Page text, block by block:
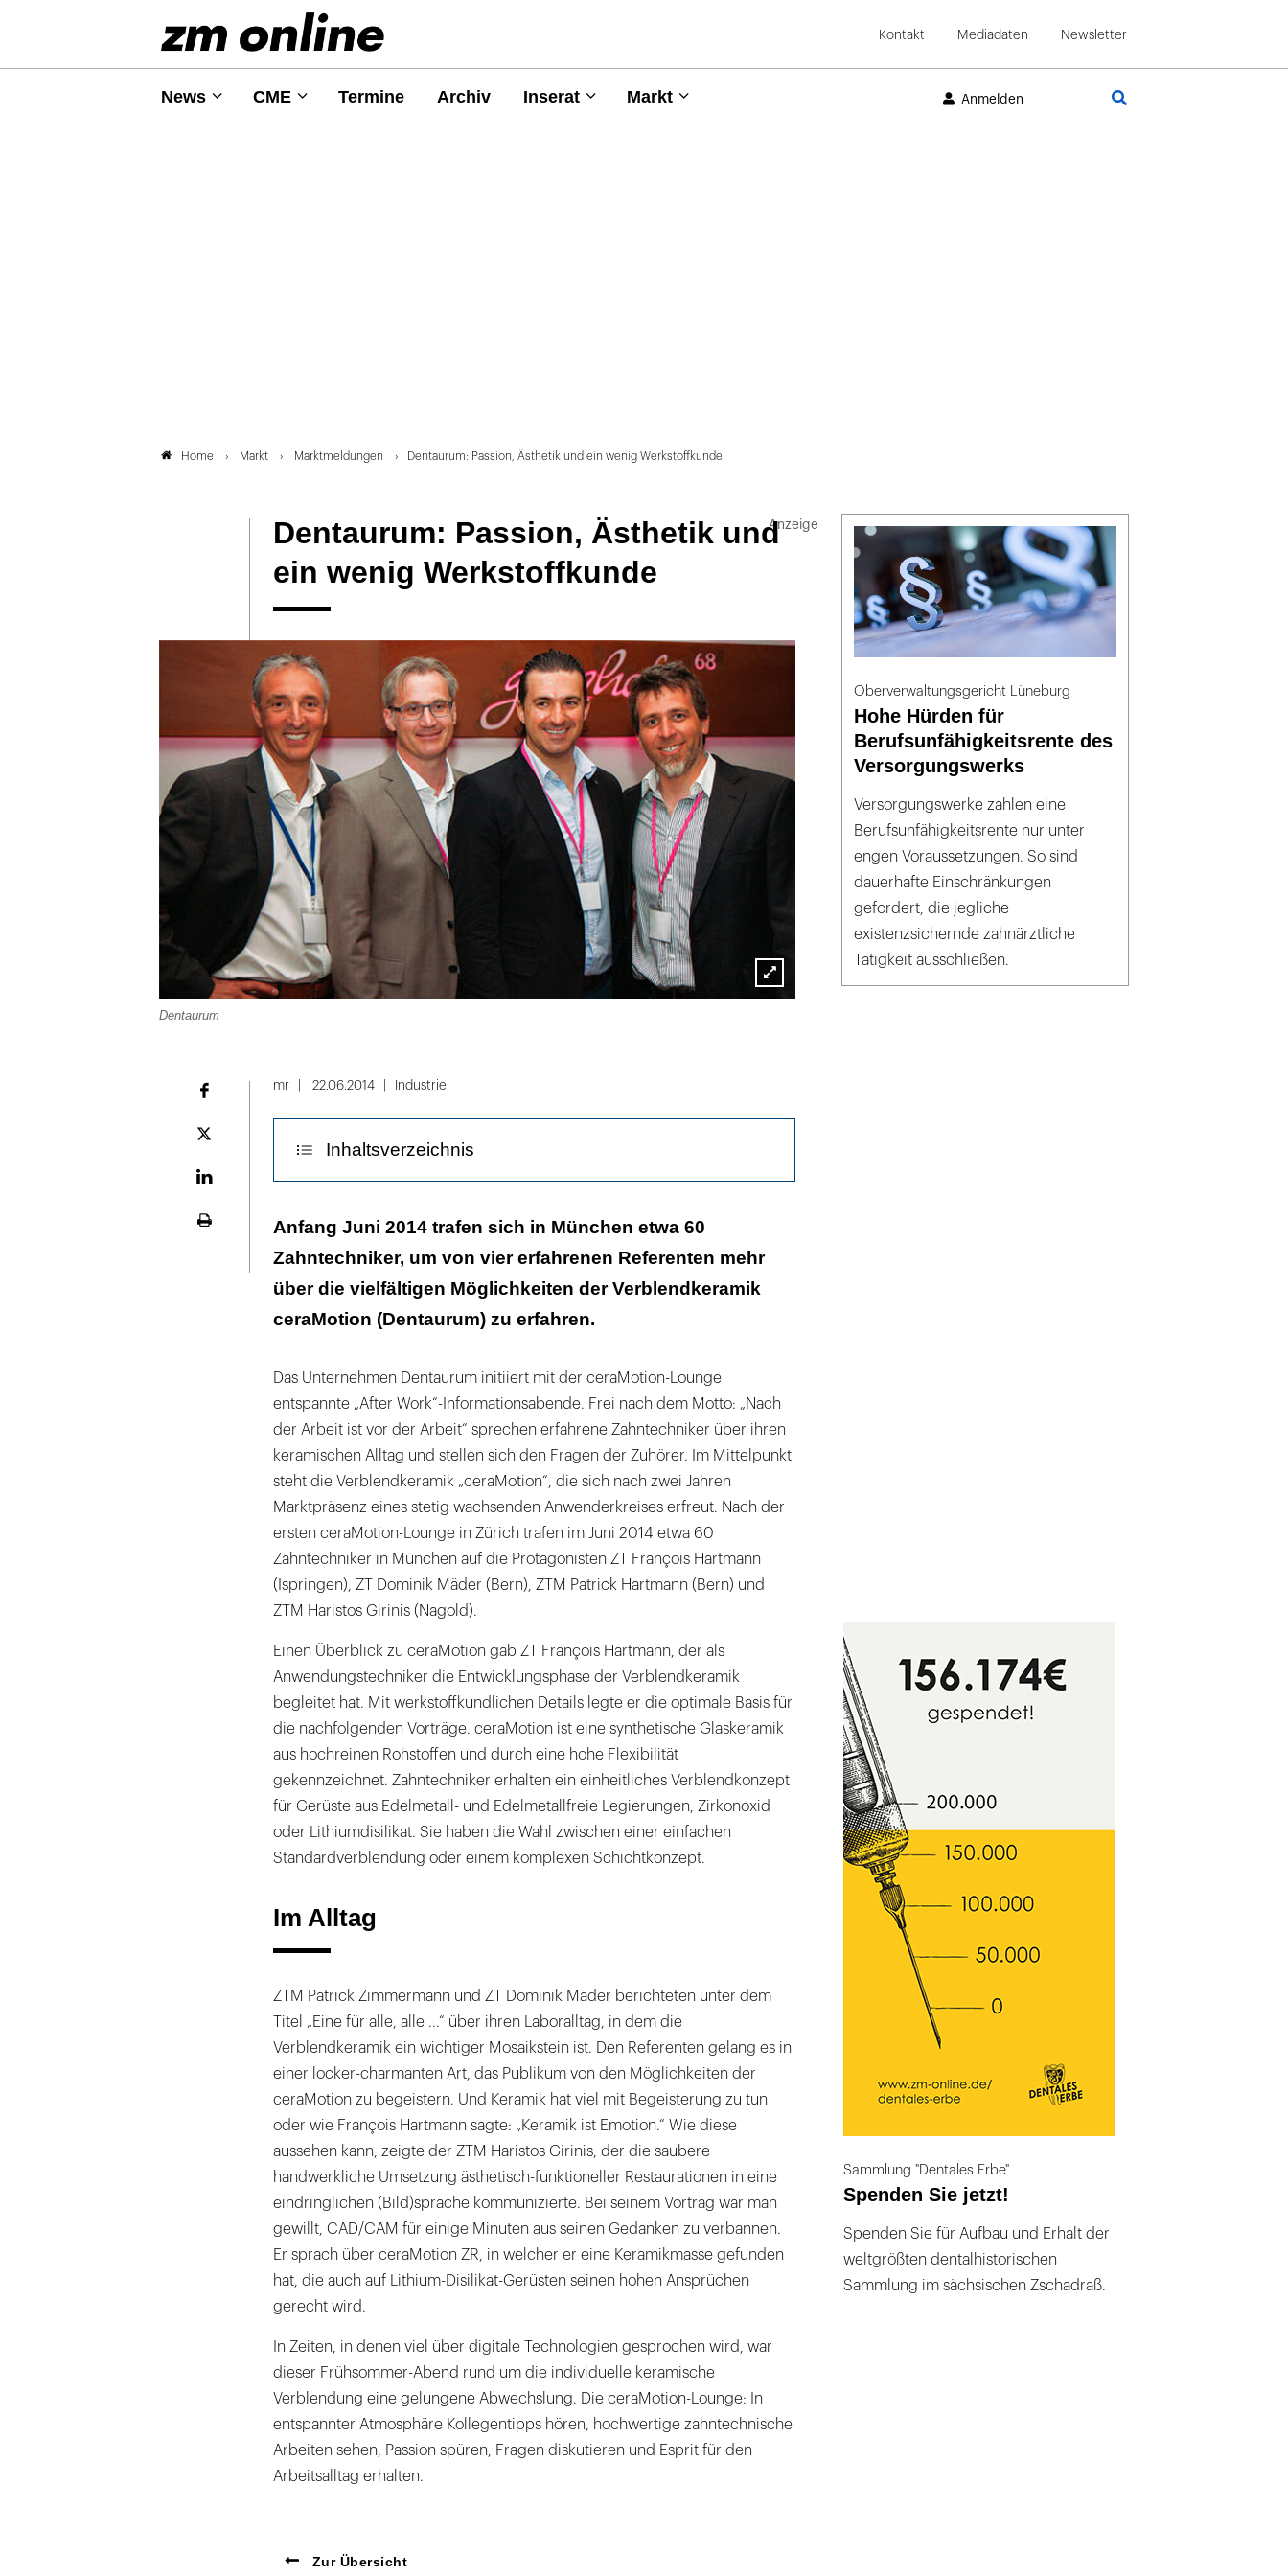
Kontakt Mediadaten Newsletter
News CME Termine Archiv Inserat Markt Anmelden
Home Markt Marktmeldungen Dentaurum: Passion, Ästhetik und ein wenig Werkstoffkunde
Dentaurum: Passion, Ästhetik und
ein wenig Werkstoffkunde
Lightbox
Dentaurum
Plattform
mr 22.06.2014 Industrie
Inhaltsverzeichnis
Im Alltag
Anfang Juni 2014 trafen sich in München etwa 60
Zahntechniker, um von vier erfahrenen Referenten mehr
über die vielfältigen Möglichkeiten der Verblendkeramik
ceraMotion (Dentaurum) zu erfahren.
Das Unternehmen Dentaurum initiiert mit der ceraMotion-Lounge
entspannte „After Work“-Informationsabende. Frei nach dem Motto: „Nach
der Arbeit ist vor der Arbeit“ sprechen erfahrene Zahntechniker über ihren
keramischen Alltag und stellen sich den Fragen der Zuhörer. Im Mittelpunkt
steht die Verblendkeramik „ceraMotion“, die sich nach zwei Jahren
Marktpräsenz eines stetig wachsenden Anwenderkreises erfreut. Nach der
ersten ceraMotion-Lounge in Zürich trafen im Juni 2014 etwa 60
Zahntechniker in München auf die Protagonisten ZT François Hartmann
(Ispringen), ZT Dominik Mäder (Bern), ZTM Patrick Hartmann (Bern) und
ZTM Haristos Girinis (Nagold).
Einen Überblick zu ceraMotion gab ZT François Hartmann, der als
Anwendungstechniker die Entwicklungsphase der Verblendkeramik
begleitet hat. Mit werkstoffkundlichen Details legte er die optimale Basis für
die nachfolgenden Vorträge. ceraMotion ist eine synthetische Glaskeramik
aus hochreinen Rohstoffen und durch eine hohe Flexibilität
gekennzeichnet. Zahntechniker erhalten ein einheitliches Verblendkonzept
für Gerüste aus Edelmetall- und Edelmetallfreie Legierungen, Zirkonoxid
oder Lithiumdisilikat. Sie haben die Wahl zwischen einer einfachen
Standardverblendung oder einem komplexen Schichtkonzept.
Im Alltag
ZTM Patrick Zimmermann und ZT Dominik Mäder berichteten unter dem
Titel „Eine für alle, alle ...“ über ihren Laboralltag, in dem die
Verblendkeramik ein wichtiger Mosaikstein ist. Den Referenten gelang es in
einer locker-charmanten Art, das Publikum von den Möglichkeiten der
ceraMotion zu begeistern. Und Keramik hat viel mit Begeisterung zu tun
oder wie François Hartmann sagte: „Keramik ist Emotion.“ Wie diese
aussehen kann, zeigte der ZTM Haristos Girinis, der die saubere
handwerkliche Umsetzung ästhetisch-funktioneller Restaurationen in eine
eindringlichen (Bild)sprache kommunizierte. Bei seinem Vortrag war man
gewillt, CAD/CAM für einige Minuten aus seinen Gedanken zu verbannen.
Er sprach über ceraMotion ZR, in welcher er eine Keramikmasse gefunden
hat, die auch auf Lithium-Disilikat-Gerüsten seinen hohen Ansprüchen
gerecht wird.
In Zeiten, in denen viel über digitale Technologien gesprochen wird, war
dieser Frühsommer-Abend rund um die individuelle keramische
Verblendung eine gelungene Abwechslung. Die ceraMotion-Lounge: In
entspannter Atmosphäre Kollegentipps hören, hochwertige zahntechnische
Arbeiten sehen, Passion spüren, Fragen diskutieren und Esprit für den
Arbeitsalltag erhalten.
Zur Übersicht
Oberverwaltungsgericht Lüneburg
Hohe Hürden für
Berufsunfähigkeitsrente des
Versorgungswerks
Versorgungswerke zahlen eine
Berufsunfähigkeitsrente nur unter
engen Voraussetzungen. So sind
dauerhafte Einschränkungen
gefordert, die jegliche
existenzsichernde zahnärztliche
Tätigkeit ausschließen.
Sammlung "Dentales Erbe"
Spenden Sie jetzt!
Spenden Sie für Aufbau und Erhalt der
weltgrößten dentalhistorischen
Sammlung im sächsischen Zschadraß.